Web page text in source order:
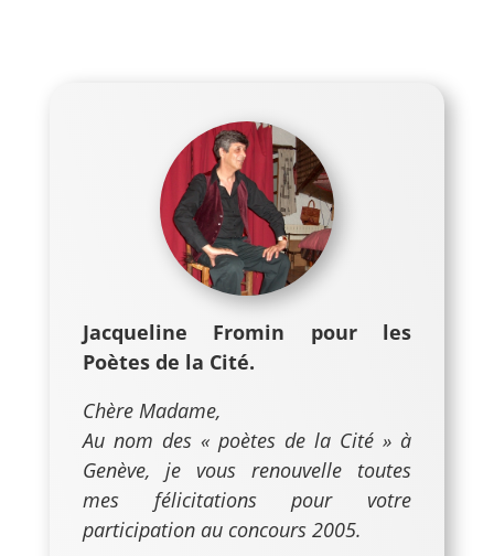
Jacqueline Fromin pour les
Poètes de la Cité.
Chère Madame,
Au nom des « poètes de la Cité » à
Genève, je vous renouvelle toutes
mes félicitations pour votre
participation au concours 2005.